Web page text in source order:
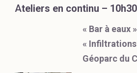
Ateliers en continu –
« Bar à eaux
« Infiltrations
Géoparc du